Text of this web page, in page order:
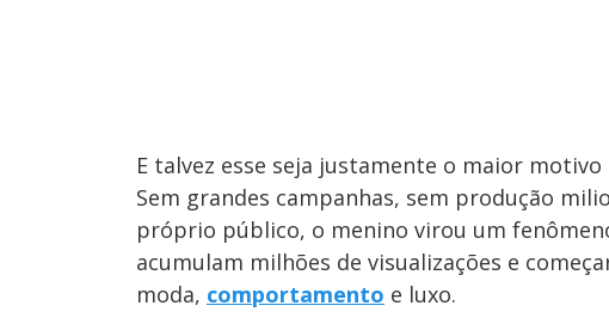
E talvez esse seja justamente o maior
Sem grandes campanhas, sem produção
próprio público, o menino virou um
acumulam milhões de visualizações e
moda, comportamento e luxo.